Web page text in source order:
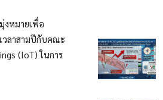
งหมายเพื่อ
วลาสามปีกับคณะ
(IoT) ในการ